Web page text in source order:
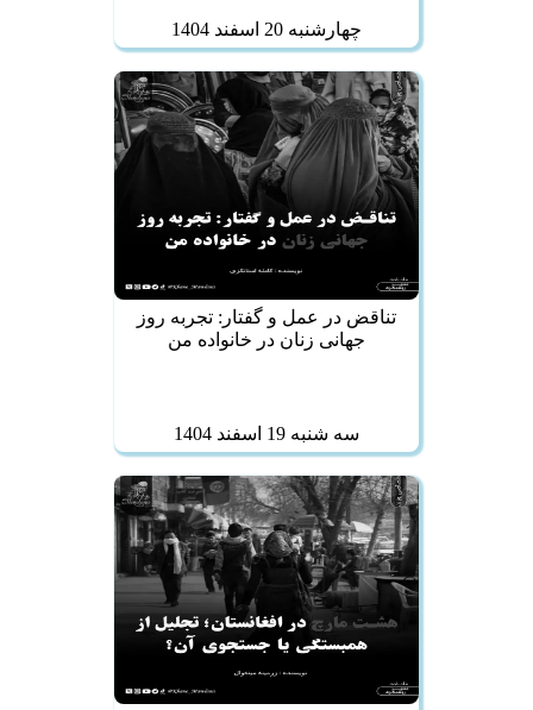
چهارشنبه 20 اسفند 1404
تناقض در عمل و گفتار: تجربه روز
جهانی زنان در خانواده من
سه شنبه 19 اسفند 1404